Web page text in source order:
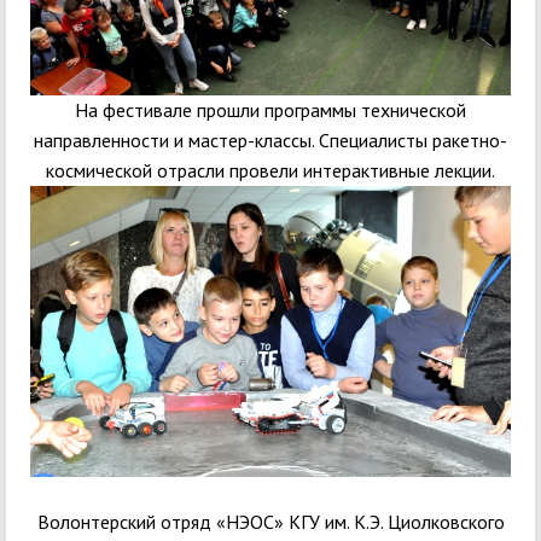
На фестивале прошли программы технической
направленности и мастер-классы. Специалисты ракетно-
космической отрасли провели интерактивные лекции.
Волонтерский отряд «НЭОС» КГУ им. К.Э. Циолковского